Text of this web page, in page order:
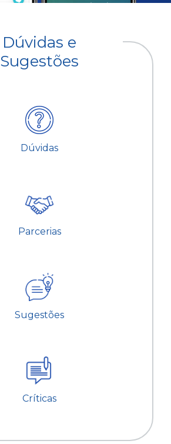
Dúvidas e
Sugestões
Dúvidas
Parcerias
Sugestões
Críticas